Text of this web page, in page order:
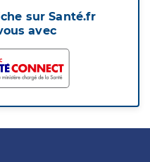
sur Santé.fr
avec